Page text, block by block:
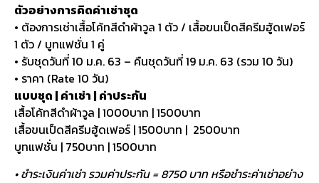
ตัวอย่างการคิดค่าเช่าชุด
• ต้องการเช่าเสื้อโค้ทสีดำผ้าวูล 1 ตัว / เสื้อขนเป็ดสีครีมฮู้ดเฟอร์
1 ตัว / บูทแฟชั่น 1 คู่
• รับชุดวันที่ 10 ม.ค. 63 – คืนชุดวันที่ 19 ม.ค. 63 (รวม 10 วัน)
• ราคา (Rate 10 วัน)
แบบชุด | ค่าเช่า | ค่าประกัน
เสื้อโค้ทสีดำผ้าวูล | 1000บาท | 1500บาท
เสื้อขนเป็ดสีครีมฮู้ดเฟอร์ | 1500บาท | 2500บาท
บูทแฟชั่น | 750บาท | 1500บาท
• ชำระเงินค่าเช่า รวมค่าประกัน = 8750 บาท หรือชำระค่าเช่าอย่าง